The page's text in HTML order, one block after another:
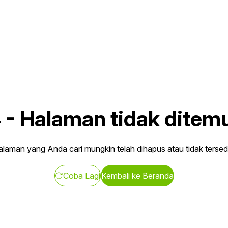
- Halaman tidak
yang Anda cari mungkin telah dihapus atau tidak
Coba LagiKembali ke Beranda